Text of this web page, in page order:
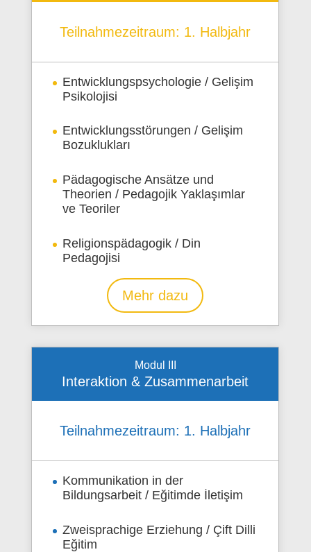
Teilnahmezeitraum: 1. Halbjahr
Entwicklungspsychologie / Gelişim
Psikolojisi
Entwicklungsstörungen / Gelişim
Bozuklukları
Pädagogische Ansätze und
Theorien / Pedagojik Yaklaşımlar
ve Teoriler
Religionspädagogik / Din
Pedagojisi
Mehr dazu
Modul III
Interaktion & Zusammenarbeit
Teilnahmezeitraum: 1. Halbjahr
Kommunikation in der
Bildungsarbeit / Eğitimde İletişim
Zweisprachige Erziehung / Çift Dilli
Eğitim